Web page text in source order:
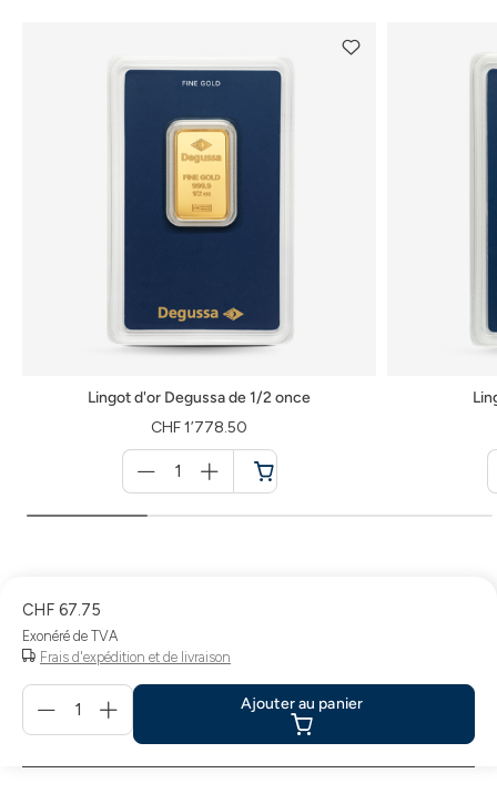
Lingot d'or Degussa de 1/2 once
CHF 1’778.50
für
Panier
CHF 67.75
Exonéré de TVA
Frais d'expédition et de livraison
Ajouter
panier
Ajouter au panier